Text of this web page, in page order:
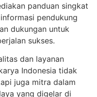
panduan singkat
pendukung
dukungan untuk
sukses.
dan layanan
Indonesia tidak
juga mitra dalam
yang digelar di